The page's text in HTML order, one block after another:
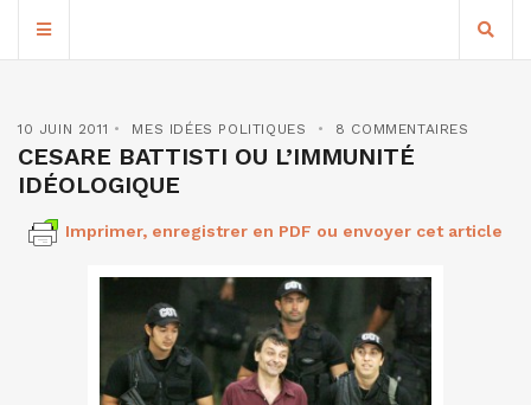
10 JUIN 2011 MES IDÉES POLITIQUES 8 COMMENTAIRES
CESARE BATTISTI OU L’IMMUNITÉ
IDÉOLOGIQUE
Imprimer, enregistrer en PDF ou envoyer cet article